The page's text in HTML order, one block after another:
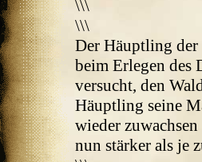
\\\
\\\
Der Häuptling
beim Erlegen des
versucht, den
Häuptling seine
wieder
nun stärker als je